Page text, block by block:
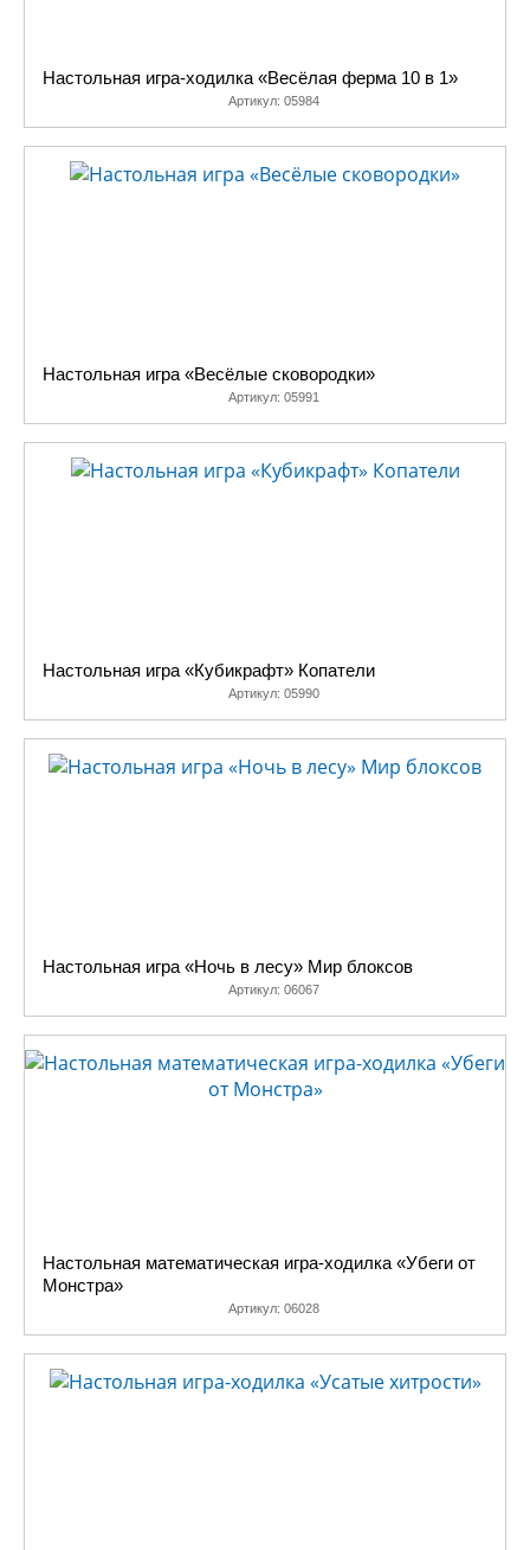
Настольная игра-ходилка «Весёлая ферма 10 в 1»
Артикул: 05984
Настольная игра «Весёлые сковородки»
Артикул: 05991
Настольная игра «Кубикрафт» Копатели
Артикул: 05990
Настольная игра «Ночь в лесу» Мир блоксов
Артикул: 06067
Настольная математическая игра-ходилка «Убеги от
Монстра»
Артикул: 06028